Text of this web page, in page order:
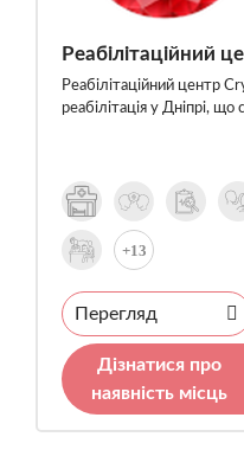
Реабілітаційний
Реабілітаційний центр
реабілітація у Дніпрі, що
+13
Перегляд
Дізнатися про
наявність місць